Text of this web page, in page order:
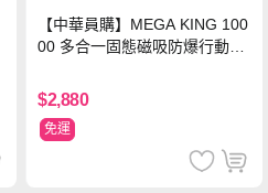
【中華員購】MEGA KING 100
00 多合一固態磁吸防爆行動電
$2,880
免運